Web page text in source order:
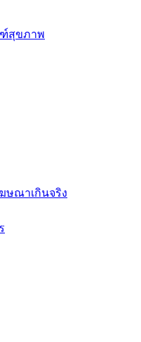
สุขภาพ
ษณาเกินจริง